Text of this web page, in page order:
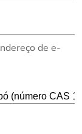
de e-